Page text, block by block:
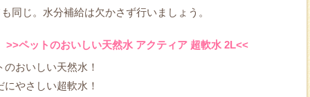
同じ。水分補給は欠かさず行いましょう。
>>ペットのおいしい天然水 アクティア 超軟水 2L<<
のおいしい天然水！
にやさしい超軟水！